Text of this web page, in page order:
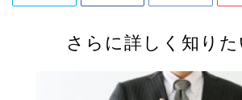
さらに詳しく知り